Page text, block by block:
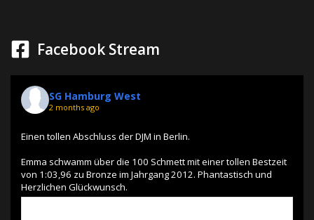
Facebook Stream
SG Hamburg West
2 months ago
Einen tollen Abschluss der DJM in Berlin.
Emma schwamm über die 100 Schmett mit einer tollen Bestzeit
von 1:03,96 zu Bronze im Jahrgang 2012. Phantastisch und
Herzlichen Glückwunsch.